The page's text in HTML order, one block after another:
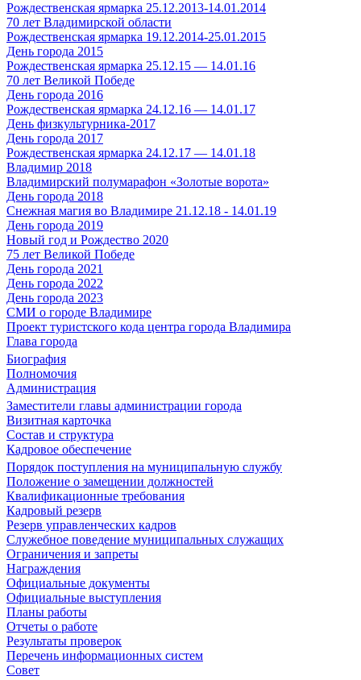
Рождественская ярмарка 25.12.2013-14.01.2014
70 лет Владимирской области
Рождественская ярмарка 19.12.2014-25.01.2015
День города 2015
Рождественская ярмарка 25.12.15 — 14.01.16
70 лет Великой Победе
День города 2016
Рождественская ярмарка 24.12.16 — 14.01.17
День физкультурника-2017
День города 2017
Рождественская ярмарка 24.12.17 — 14.01.18
Владимир 2018
Владимирский полумарафон «Золотые ворота»
День города 2018
Снежная магия во Владимире 21.12.18 - 14.01.19
День города 2019
Новый год и Рождество 2020
75 лет Великой Победе
День города 2021
День города 2022
День города 2023
СМИ о городе Владимире
Проект туристского кода центра города Владимира
Глава города
Биография
Полномочия
Администрация
Заместители главы администрации города
Визитная карточка
Состав и структура
Кадровое обеспечение
Порядок поступления на муниципальную службу
Положение о замещении должностей
Квалификационные требования
Кадровый резерв
Резерв управленческих кадров
Служебное поведение муниципальных служащих
Ограничения и запреты
Награждения
Официальные документы
Официальные выступления
Планы работы
Отчеты о работе
Результаты проверок
Перечень информационных систем
Совет